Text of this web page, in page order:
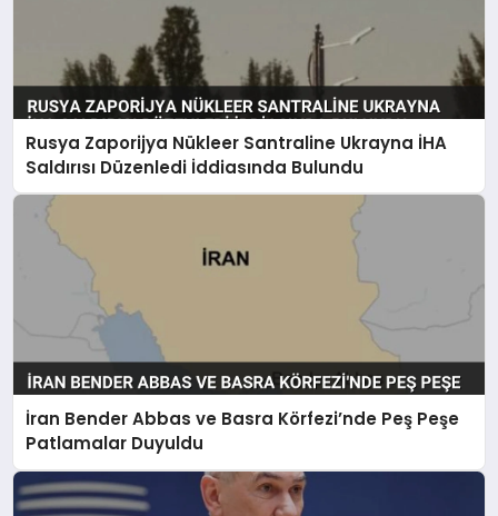
Rusya Zaporijya Nükleer Santraline Ukrayna İHA
Saldırısı Düzenledi İddiasında Bulundu
İran Bender Abbas ve Basra Körfezi’nde Peş Peşe
Patlamalar Duyuldu